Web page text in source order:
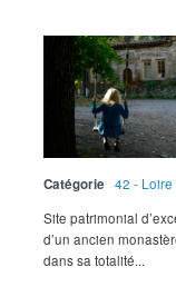
Catégorie
42 - Loire
Site patrimonial
d’un ancien
dans sa totalité...